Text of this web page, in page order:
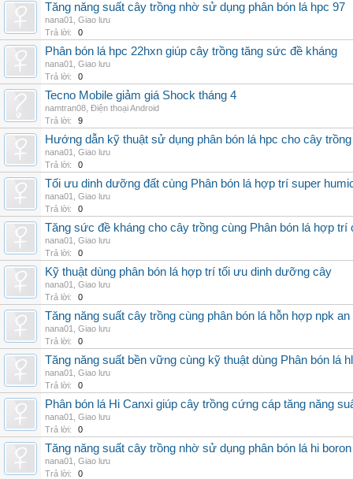
Tăng năng suất cây trồng nhờ sử dụng phân bón lá hpc 97
nana01
Giao lưu
Trả lời:
0
Phân bón lá hpc 22hxn giúp cây trồng tăng sức đề kháng
nana01
Giao lưu
Trả lời:
0
Tecno Mobile giảm giá Shock tháng 4
namtran08 Điện thoại Android
Trả lời:
9
Hướng dẫn kỹ thuật sử dụng phân bón lá hpc cho cây trồng
nana01
Giao lưu
Trả lời:
0
Tối ưu dinh dưỡng đất cùng Phân bón lá hợp trí super
nana01
Giao lưu
Trả lời:
0
Tăng sức đề kháng cho cây trồng cùng Phân bón lá hợp trí
nana01
Giao lưu
Trả lời:
0
Kỹ thuật dùng phân bón lá hợp trí tối ưu dinh dưỡng cây
nana01
Giao lưu
Trả lời:
0
Tăng năng suất cây trồng cùng phân bón lá hỗn hợp npk an
nana01
Giao lưu
Trả lời:
0
Tăng năng suất bền vững cùng kỹ thuật dùng Phân bón lá
nana01
Giao lưu
Trả lời:
0
Phân bón lá Hi Canxi giúp cây trồng cứng cáp tăng năng
nana01
Giao lưu
Trả lời:
0
Tăng năng suất cây trồng nhờ sử dụng phân bón lá hi
nana01
Giao lưu
Trả lời:
0